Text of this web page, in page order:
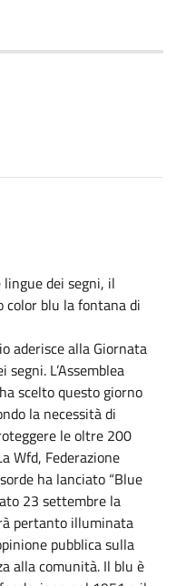
dei segni, il
color blu la fontana di
aderisce alla Giornata
L’Assemblea
scelto questo giorno
la necessità di
le oltre 200
Wfd, Federazione
ha lanciato “Blue
23 settembre la
pertanto illuminata
pubblica sulla
alla comunità. Il blu è